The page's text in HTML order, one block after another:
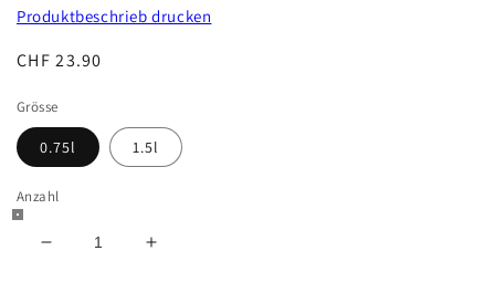
Produktbeschrieb drucken
Normaler
CHF 23.90
Grösse
0.75l 1.5l
Anzahl
Verringere
Erhöhe